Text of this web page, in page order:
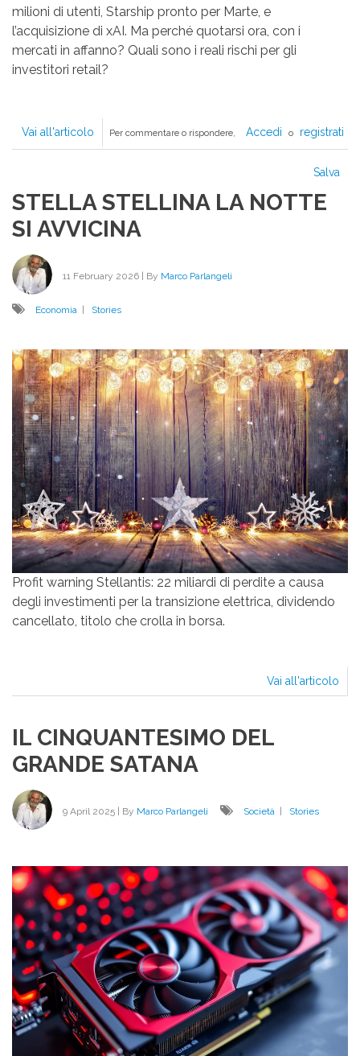
milioni di utenti, Starship pronto per Marte, e
l’acquisizione di xAI. Ma perché quotarsi ora, con i
mercati in affanno? Quali sono i reali rischi per gli
investitori retail?
Vai all'articolo
SEGRETO
Per commentare o rispondere, Accedi o registrati
Salva
STELLA STELLINA LA NOTTE
SI AVVICINA
11 February 2026 | By Marco Parlangeli
Economia Stories
Profit warning Stellantis: 22 miliardi di perdite a causa
degli investimenti per la transizione elettrica, dividendo
cancellato, titolo che crolla in borsa.
Vai all'articolo
IL CINQUANTESIMO DEL
GRANDE SATANA
9 April 2025 | By Marco Parlangeli Società | Stories